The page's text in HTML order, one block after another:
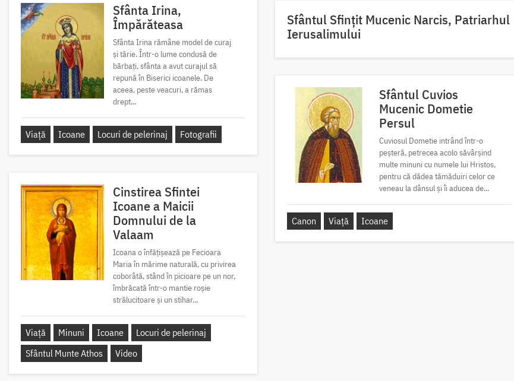
Sfânta Irina,
Împărăteasa
Sfânta Irina rămâne model de curaj
și tărie. Într-o lume condusă de
bărbați, sfânta a avut curajul să
repună în Biserici icoanele. De
aceea, peste veacuri, a rămas
drept...
Viață Icoane Locuri de pelerinaj Fotografii
Sfântul Sfinţit Mucenic Narcis, Patriarhul
Ierusalimului
Sfântul Cuvios
Mucenic Dometie
Persul
Cuviosul Dometie intrând într-o
peșteră, petrecea acolo săvârșind
multe minuni cu numele lui Hristos,
pentru că dădea tămăduiri celor ce
veneau la dânsul și îi aducea de...
Canon Viață Icoane
Cinstirea Sfintei
Icoane a Maicii
Domnului de la
Valaam
Icoana o înfățișează pe Fecioara
Maria în mărime naturală, cu privirea
coborâtă, stând în picioare pe un nor,
îmbrăcată într-o mantie roșie
strălucitoare și un stihar...
Viață Minuni Icoane
Locuri de pelerinaj
Sfântul Munte Athos
Video